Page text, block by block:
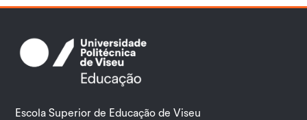
Escola Superior de Educação de Viseu